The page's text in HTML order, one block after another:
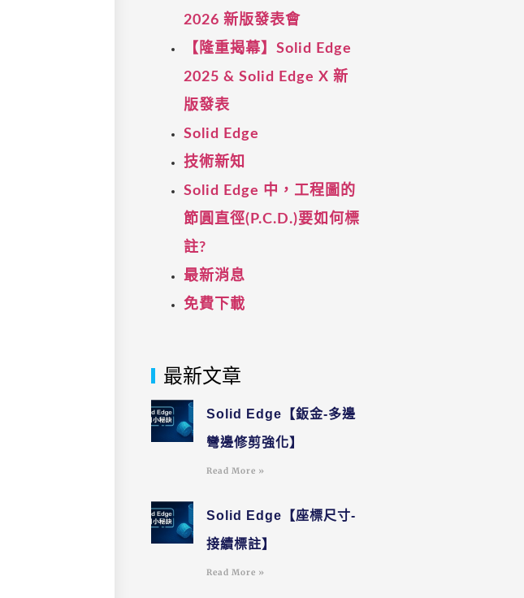
2026 新版發表會
【隆重揭幕】Solid Edge
2025 & Solid Edge X 新
版發表
Solid Edge
技術新知
Solid Edge 中，工程圖的
節圓直徑(P.C.D.)要如何標
註?
最新消息
免費下載
最新文章
Solid Edge【鈑金-多邊
彎邊修剪強化】
Read More »
Solid Edge【座標尺寸-
接續標註】
Read More »